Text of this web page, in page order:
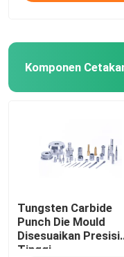
Komponen
Tungsten Carbide
Punch Die Mould
Disesuaikan Presisi
Tinggi